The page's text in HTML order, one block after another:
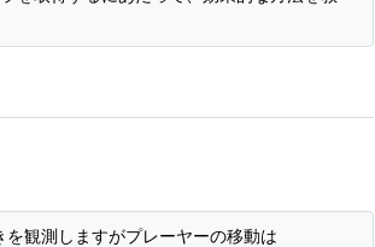
観測しますがプレーヤーの移動は